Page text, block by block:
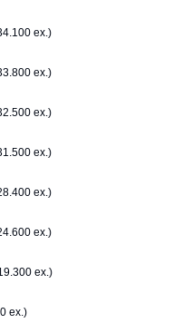
ex.)
ex.)
ex.)
ex.)
ex.)
ex.)
ex.)
ex.)